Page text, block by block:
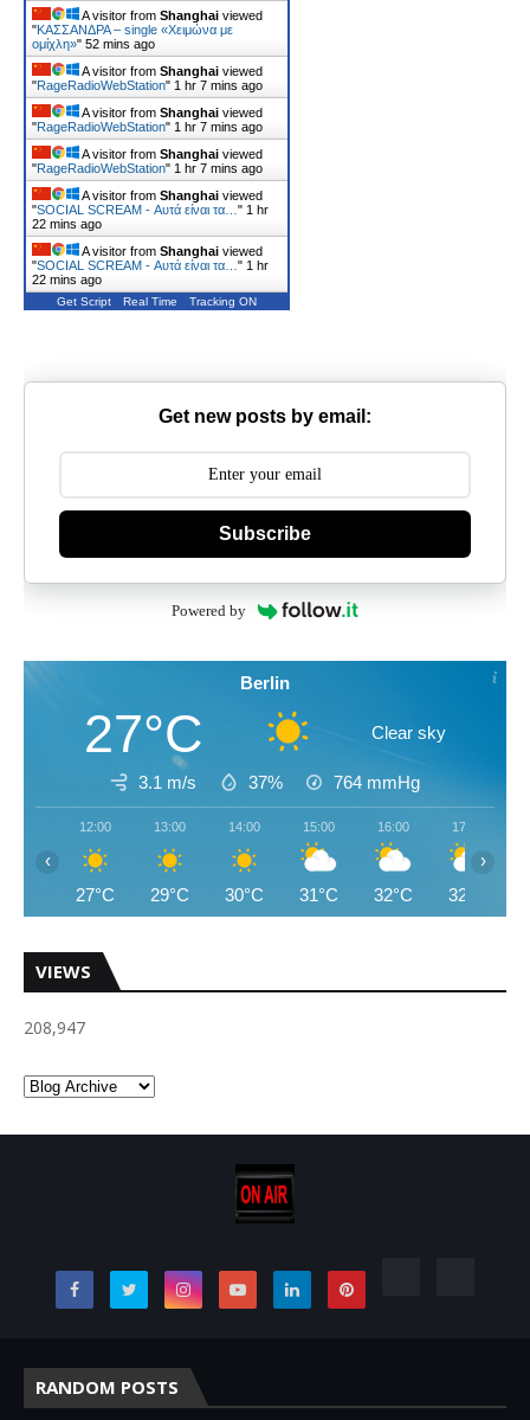
A visitor from Shanghai viewed
"ΚΑΣΣΑΝΔΡΑ – single «Χειμώνα με
ομίχλη»" 52 mins ago
A visitor from Shanghai viewed
"RageRadioWebStation" 1 hr 7 mins ago
A visitor from Shanghai viewed
"RageRadioWebStation" 1 hr 7 mins ago
A visitor from Shanghai viewed
"RageRadioWebStation" 1 hr 7 mins ago
A visitor from Shanghai viewed
"SOCIAL SCREAM - Αυτά είναι τα… " 1 hr
22 mins ago
A visitor from Shanghai viewed
"SOCIAL SCREAM - Αυτά είναι τα… " 1 hr
22 mins ago
Get Script Real Time Tracking ON
Get new posts by email:
Subscribe
Powered by
Berlin
27°C Clear sky
3.1 m/s 37% 764 mmHg
12:00
27°C
13:00
29°C
14:00
30°C
15:00
31°C
16:00
32°C
17:00
32°C
‹ ›
VIEWS
208,947
RANDOM POSTS